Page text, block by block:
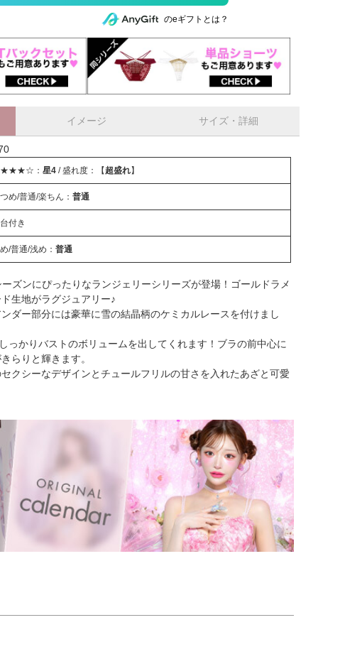
のeギフトとは？
イメージ サイズ・詳細
： 星4/ 盛れ度：【超盛れ】
め/普通/楽ちん： 普通
付き
/普通/浅め： 普通
ズンにぴったりなランジェリーシリーズが登場！ゴールドラメ
生地がラグジュアリー♪
ダー部分には豪華に雪の結晶柄のケミカルレースを付けまし
っかりバストのボリュームを出してくれます！ブラの前中心に
らりと輝きます。
クシーなデザインとチュールフリルの甘さを入れたあざと可愛